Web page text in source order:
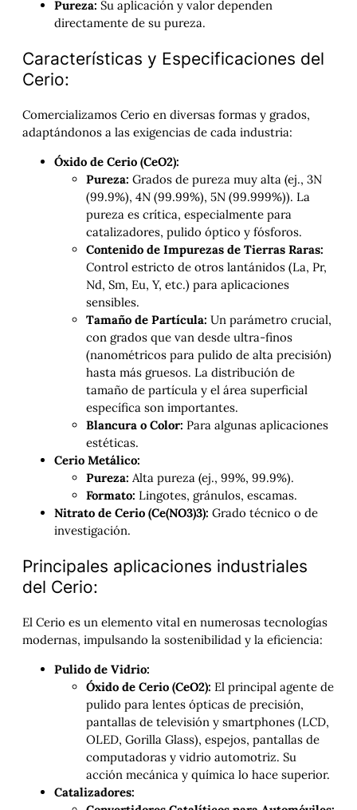
Pureza: Su aplicación y valor dependen
directamente de su pureza.
Características y Especificaciones del
Cerio:
Comercializamos Cerio en diversas formas y grados,
adaptándonos a las exigencias de cada industria:
Óxido de Cerio (CeO2​):
Pureza: Grados de pureza muy alta (ej., 3N
(99.9%), 4N (99.99%), 5N (99.999%)). La
pureza es crítica, especialmente para
catalizadores, pulido óptico y fósforos.
Contenido de Impurezas de Tierras Raras:
Control estricto de otros lantánidos (La, Pr,
Nd, Sm, Eu, Y, etc.) para aplicaciones
sensibles.
Tamaño de Partícula: Un parámetro crucial,
con grados que van desde ultra-finos
(nanométricos para pulido de alta precisión)
hasta más gruesos. La distribución de
tamaño de partícula y el área superficial
específica son importantes.
Blancura o Color: Para algunas aplicaciones
estéticas.
Cerio Metálico:
Pureza: Alta pureza (ej., 99%, 99.9%).
Formato: Lingotes, gránulos, escamas.
Nitrato de Cerio (Ce(NO3​)3​): Grado técnico o de
investigación.
Principales aplicaciones industriales
del Cerio:
El Cerio es un elemento vital en numerosas tecnologías
modernas, impulsando la sostenibilidad y la eficiencia:
Pulido de Vidrio:
Óxido de Cerio (CeO2​): El principal agente de
pulido para lentes ópticas de precisión,
pantallas de televisión y smartphones (LCD,
OLED, Gorilla Glass), espejos, pantallas de
computadoras y vidrio automotriz. Su
acción mecánica y química lo hace superior.
Catalizadores: